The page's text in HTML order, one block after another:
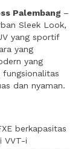
Palembang –
Sleek Look,
yang sportif
yang
yang
fungsionalitas
dan nyaman.
berkapasitas
VVT-i